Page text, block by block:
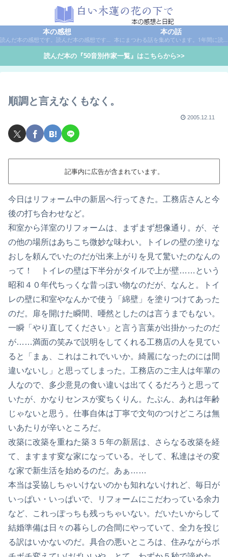
本の感想
読んだ本の感想です。読んだ本の感想です。本は作家名で50音別に分類しています。
本の話
本にまつわる話を集めています。1年間に読んだ本の総括や、本に関する話題など。
読んだ本の『50音別作家一覧』はこちらから>>
順調と言えなくもなく。
2005.12.11
記事内に広告が含まれています。
今日はリフォーム中の新居へ行ってきた。工務店さんと今
後の打ち合わせなど。
和室から洋室のリフォームは、まずまず想像通り。が、そ
の他の場所はあちこち微妙な味わい。トイレの壁の塗りな
おしを頼んでいたのだが出来上がりを見て驚いたのなんの
って！ トイレの壁は下半分がタイルで上が壁……という
昭和４０年代ちっくな昔っぽい物なのだが、なんと。トイ
レの壁に和室やなんかで使う「綿壁」を塗りつけてあった
のだ。扉を開けた瞬間、唖然としたのは言うまでもない。
一瞬「やり直してください」と言う言葉が出掛かったのだ
が……満面の笑みで説明をしてくれる工務店の人を見てい
ると「まぁ、これはこれでいいか。綺麗になったのには間
違いないし」と思ってしまった。工務店のご主人は年輩の
人なので、多少意見の食い違いは出てくるだろうと思って
いたが、かなりセンスが変ちくりん。たぶん、あれは年齢
じゃないと思う。仕事自体は丁寧で文句のつけどころは無
いあたりが辛いところだ。
改築に改築を重ねた築３５年の新居は、さらなる改築を経
て、ますます変な家になっている。そして、私達はその変
な家で新生活を始めるのだ。あぁ……
本当は妥協しちゃいけないのかも知れないけれど、毎日が
いっぱい・いっぱいで、リフォームにこだわっている余力
など、これっぽっちも残っちゃいない。だいたいからして
結婚準備は日々の暮らしの合間にやっていて、全力を投じ
る訳はいかないのだ。具合の悪いところは、住みながらボ